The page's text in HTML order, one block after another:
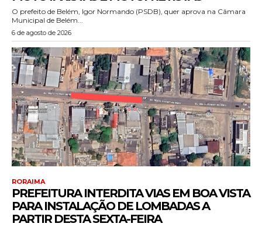
O prefeito de Belém, Igor Normando (PSDB), quer aprova na Câmara
Municipal de Belém...
6 de agosto de 2026
RORAIMA
PREFEITURA INTERDITA VIAS EM BOA VISTA
PARA INSTALAÇÃO DE LOMBADAS A
PARTIR DESTA SEXTA-FEIRA